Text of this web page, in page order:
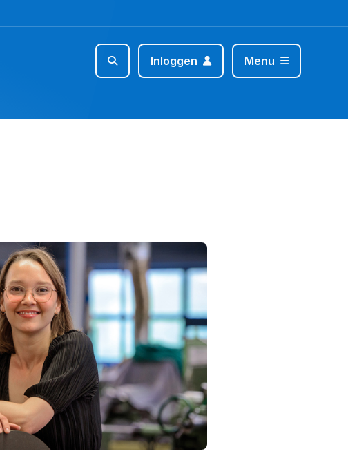
Inloggen Menu